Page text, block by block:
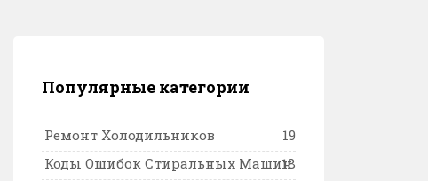
Популярные категории
Ремонт Холодильников
19
Коды Ошибок Стиральных Машин
18